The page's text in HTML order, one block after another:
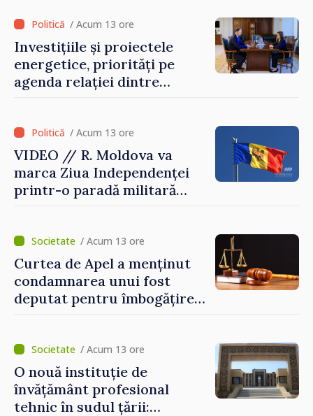
/ Acum 13 ore
Investițiile și proiectele
energetice, priorități pe
agenda relației dintre
/ Acum 13 ore
VIDEO // R. Moldova va
marca Ziua Independenței
printr-o paradă militară
eforturile pentru
consolidarea capacităților
de apărare”
/ Acum 13 ore
Curtea de Apel a menținut
condamnarea unui fost
deputat pentru îmbogățire
de lei
/ Acum 13 ore
O nouă instituție de
învățământ profesional
tehnic în sudul țării: